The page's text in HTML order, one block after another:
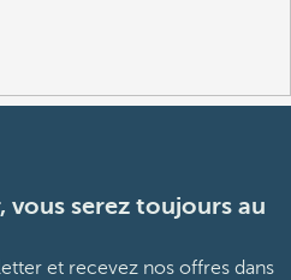
vous serez toujours au
et recevez nos offres dans